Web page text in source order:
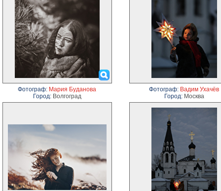
Фотограф: Мария Буданова
Город: Волгоград
Фотограф: Вадим Ухачёв
Город: Москва